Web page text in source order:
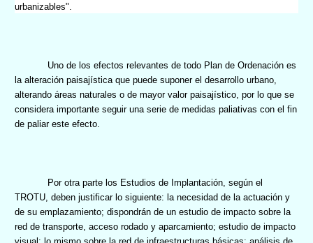
urbanizables".
Uno de los efectos relevantes de todo Plan de Ordenación es
la alteración paisajística que puede suponer el desarrollo urbano,
alterando áreas naturales o de mayor valor paisajístico, por lo que se
considera importante seguir una serie de medidas paliativas con el fin
de paliar este efecto.
Por otra parte los Estudios de Implantación, según el
TROTU, deben justificar lo siguiente: la necesidad de la actuación y
de su emplazamiento; dispondrán de un estudio de impacto sobre la
red de transporte, acceso rodado y aparcamiento; estudio de impacto